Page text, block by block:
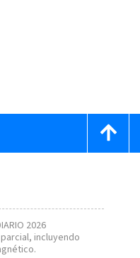
2026
incluyendo